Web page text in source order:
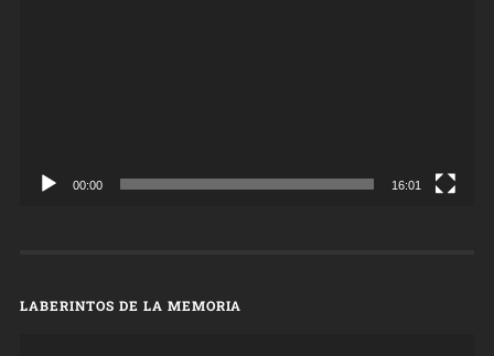
00:00 16:01
LABERINTOS DE LA MEMORIA